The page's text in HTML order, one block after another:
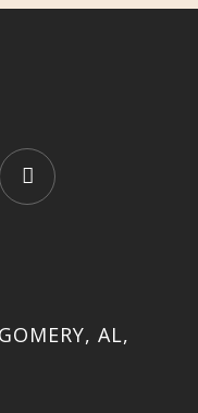
AL,